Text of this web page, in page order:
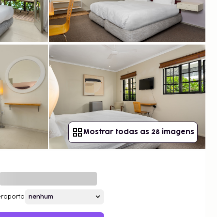
Mostrar todas as 28 imagens